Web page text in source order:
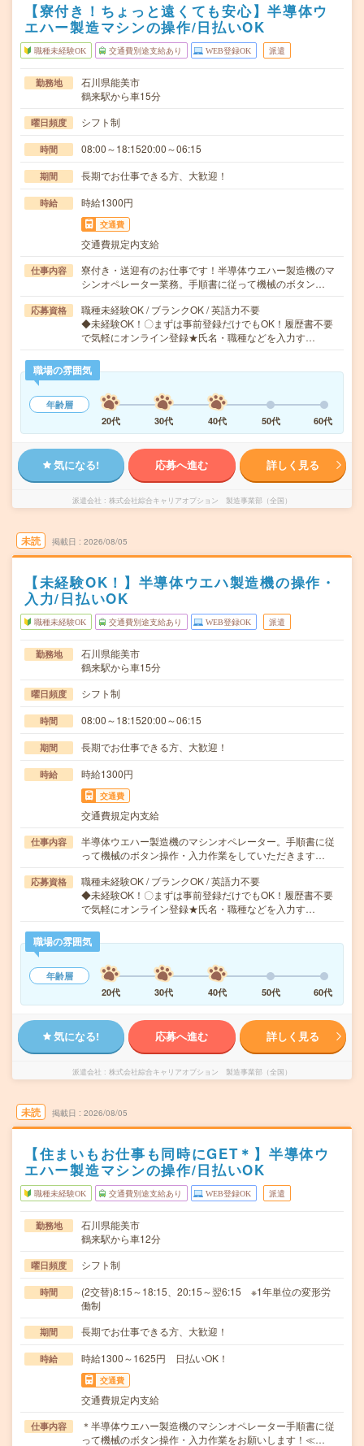
【寮付き！ちょっと遠くても安心】半導体ウ
エハー製造マシンの操作/日払いOK
職種未経験OK 交通費別途支給あり WEB登録OK 派遣
勤務地
石川県能美市
鶴来駅から車15分
曜日頻度 シフト制
時間 08:00～18:1520:00～06:15
期間 長期でお仕事できる方、大歓迎！
時給 時給1300円
交通費
交通費規定内支給
仕事内容
寮付き・送迎有のお仕事です！半導体ウエハー製造機のマ
シンオペレーター業務。手順書に従って機械のボタン…
応募資格
職種未経験OK / ブランクOK / 英語力不要
◆未経験OK！〇まずは事前登録だけでもOK！履歴書不要
で気軽にオンライン登録★氏名・職種などを入力す…
職場の雰囲気
年齢層
20代
30代 40代 50代 60代
気になる! 応募へ進む 詳しく見る
派遣会社 株式会社綜合キャリアオプション 製造事業部（全国）
未読 掲載日 2026/08/05
【未経験OK！】半導体ウエハ製造機の操作・
入力/日払いOK
職種未経験OK 交通費別途支給あり WEB登録OK 派遣
勤務地
石川県能美市
鶴来駅から車15分
曜日頻度 シフト制
時間 08:00～18:1520:00～06:15
期間 長期でお仕事できる方、大歓迎！
時給 時給1300円
交通費
交通費規定内支給
仕事内容
半導体ウエハー製造機のマシンオペレーター。手順書に従
って機械のボタン操作・入力作業をしていただきます…
応募資格
職種未経験OK / ブランクOK / 英語力不要
◆未経験OK！〇まずは事前登録だけでもOK！履歴書不要
で気軽にオンライン登録★氏名・職種などを入力す…
職場の雰囲気
年齢層
20代
30代 40代 50代 60代
気になる! 応募へ進む 詳しく見る
派遣会社 株式会社綜合キャリアオプション 製造事業部（全国）
未読 掲載日 2026/08/05
【住まいもお仕事も同時にGET＊】半導体ウ
エハー製造マシンの操作/日払いOK
職種未経験OK 交通費別途支給あり WEB登録OK 派遣
勤務地
石川県能美市
鶴来駅から車12分
曜日頻度 シフト制
時間
(2交替)8:15～18:15、20:15～翌6:15 ※1年単位の変形労
働制
期間 長期でお仕事できる方、大歓迎！
時給 時給1300～1625円 日払いOK！
交通費
交通費規定内支給
仕事内容
＊半導体ウエハー製造機のマシンオペレーター手順書に従
って機械のボタン操作・入力作業をお願いします！≪…